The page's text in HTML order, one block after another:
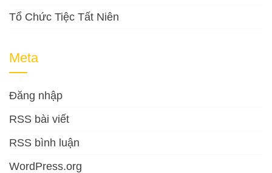
Tổ Chức Tiệc Tất Niên
Meta
Đăng nhập
RSS bài viết
RSS bình luận
WordPress.org